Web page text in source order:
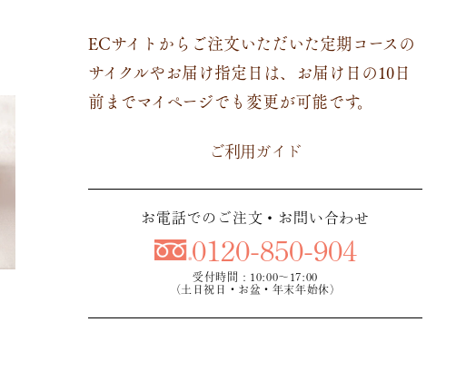
ECサイトからご注文いただいた定期コースの
サイクルやお届け指定日は、お届け日の10日
前までマイページでも変更が可能です。
ご利用ガイド
お電話でのご注文・お問い合わせ
0120-850-904
受付時間：10:00～17:00
（土日祝日・お盆・年末年始休）